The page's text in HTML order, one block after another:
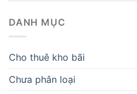
DANH MỤC
Cho thuê kho bãi
Chưa phân loại